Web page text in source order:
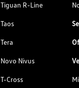
Tiguan R-Line
Taos
Tera
Novo Nivus
T-Cross